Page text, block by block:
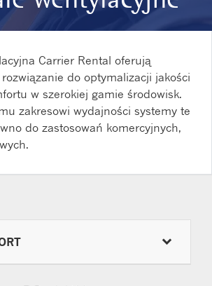
Carrier Rental oferują
do optymalizacji jakości
w szerokiej gamie środowisk.
zakresowi wydajności systemy te
do zastosowań komercyjnych,